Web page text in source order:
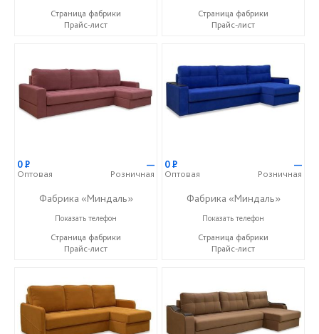
Страница фабрики
Прайс-лист
Страница фабрики
Прайс-лист
0Р
Оптовая
—
Розничная
Фабрика «Миндаль»
+7 (927) 630-62-82
Показать телефон
Страница фабрики
Прайс-лист
0Р
Оптовая
—
Розничная
Фабрика «Миндаль»
+7 (927) 630-62-82
Показать телефон
Страница фабрики
Прайс-лист